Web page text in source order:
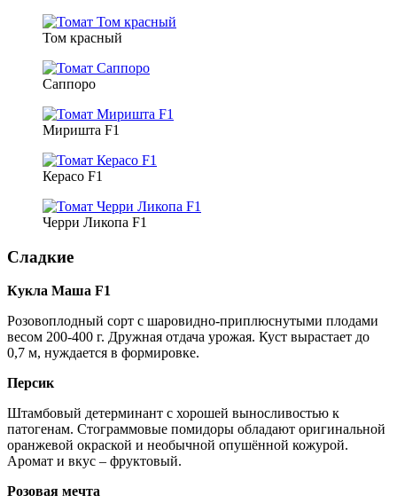
Том красный
Саппоро
Миришта F1
Керасо F1
Черри Ликопа F1
Сладкие
Кукла Маша F1
Розовоплодный сорт с шаровидно-приплюснутыми плодами
весом 200-400 г. Дружная отдача урожая. Куст вырастает до
0,7 м, нуждается в формировке.
Персик
Штамбовый детерминант с хорошей выносливостью к
патогенам. Стограммовые помидоры обладают оригинальной
оранжевой окраской и необычной опушённой кожурой.
Аромат и вкус – фруктовый.
Розовая мечта